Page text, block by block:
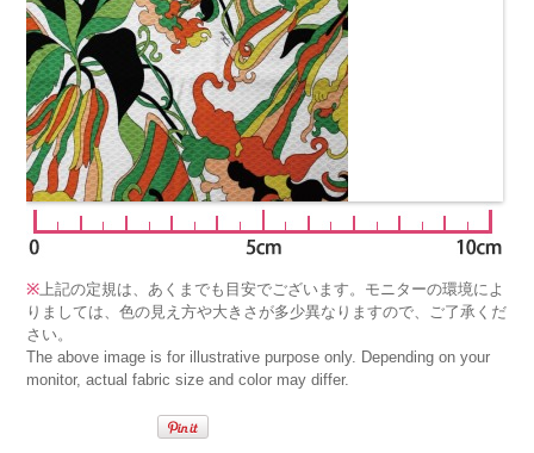
※上記の定規は、あくまでも目安でございます。モニターの環境によ
りましては、色の見え方や大きさが多少異なりますので、ご了承くだ
さい。
The above image is for illustrative purpose only. Depending on your
monitor, actual fabric size and color may differ.